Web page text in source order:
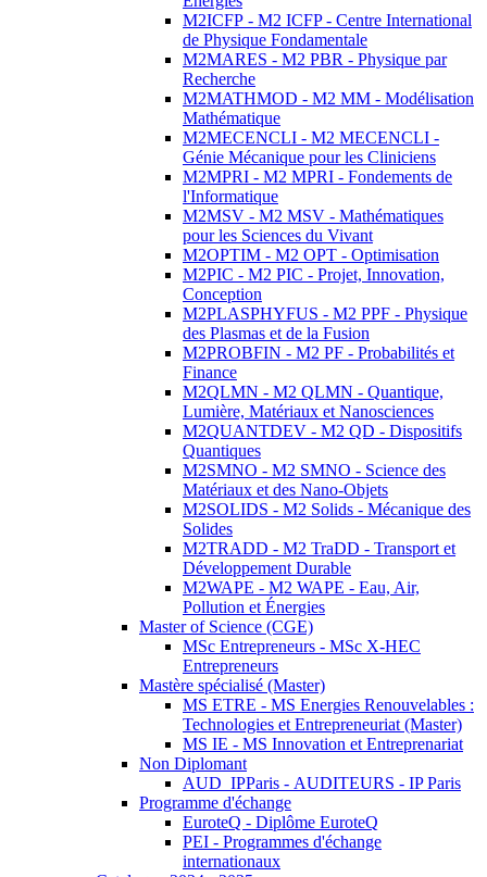
M2ICFP - M2 ICFP - Centre International
de Physique Fondamentale
M2MARES - M2 PBR - Physique par
Recherche
M2MATHMOD - M2 MM - Modélisation
Mathématique
M2MECENCLI - M2 MECENCLI -
Génie Mécanique pour les Cliniciens
M2MPRI - M2 MPRI - Fondements de
l'Informatique
M2MSV - M2 MSV - Mathématiques
pour les Sciences du Vivant
M2OPTIM - M2 OPT - Optimisation
M2PIC - M2 PIC - Projet, Innovation,
Conception
M2PLASPHYFUS - M2 PPF - Physique
des Plasmas et de la Fusion
M2PROBFIN - M2 PF - Probabilités et
Finance
M2QLMN - M2 QLMN - Quantique,
Lumière, Matériaux et Nanosciences
M2QUANTDEV - M2 QD - Dispositifs
Quantiques
M2SMNO - M2 SMNO - Science des
Matériaux et des Nano-Objets
M2SOLIDS - M2 Solids - Mécanique des
Solides
M2TRADD - M2 TraDD - Transport et
Développement Durable
M2WAPE - M2 WAPE - Eau, Air,
Pollution et Énergies
Master of Science (CGE)
MSc Entrepreneurs - MSc X-HEC
Entrepreneurs
Mastère spécialisé (Master)
MS ETRE - MS Energies Renouvelables :
Technologies et Entrepreneuriat (Master)
MS IE - MS Innovation et Entreprenariat
Non Diplomant
AUD_IPParis - AUDITEURS - IP Paris
Programme d'échange
EuroteQ - Diplôme EuroteQ
PEI - Programmes d'échange
internationaux